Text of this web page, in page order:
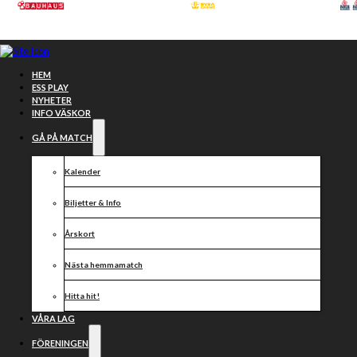
Hoppa till huvudinnehåll
HEM
ESS PLAY
NYHETER
INFO VÄSKOR
GÅ PÅ MATCH
Kalender
Biljetter & Info
Årskort
Nästa hemmamatch
Hitta hit!
VÅRA LAG
FÖRENINGEN
VÄNSTERPARTIET